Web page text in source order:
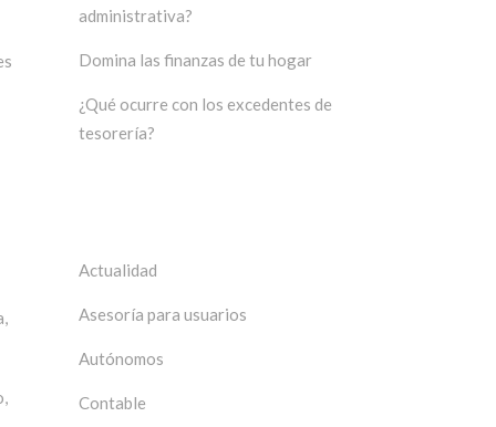
administrativa?
Domina las finanzas de tu hogar
¿Qué ocurre con los excedentes de
tesorería?
Actualidad
Asesoría para usuarios
Autónomos
Contable